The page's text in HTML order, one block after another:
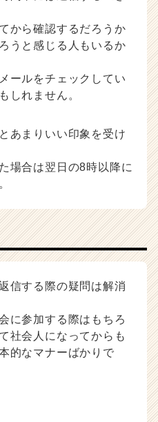
から確認するだろうか
うと感じる人もいるか
ールをチェックしてい
しれません。
あまりいい印象を受け
場合は翌日の8時以降に
信する際の疑問は解消
に参加する際はもちろ
社会人になってからも
的なマナーばかりで